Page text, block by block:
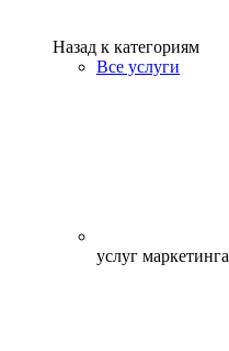
Назад к категориям
Все услуги
услуг маркетинга